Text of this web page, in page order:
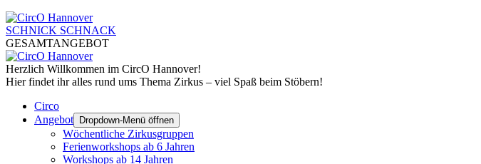
SCHNICK SCHNACK
GESAMTANGEBOT
Herzlich Willkommen im CircO Hannover!
Hier findet ihr alles rund ums Thema Zirkus – viel Spaß beim Stöbern!
Circo
Angebot
Dropdown-Menü öffnen
Wöchentliche Zirkusgruppen
Ferienworkshops ab 6 Jahren
Workshops ab 14 Jahren